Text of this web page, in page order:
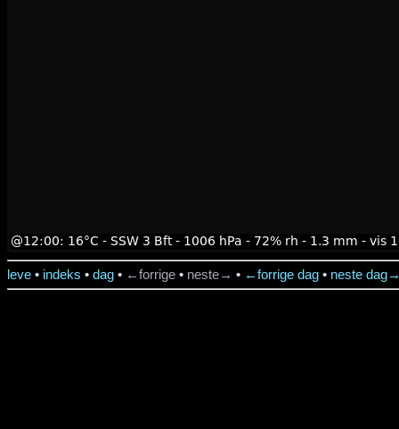
leve • indeks • dag • ←forrige • neste→ • ←forrige dag • neste